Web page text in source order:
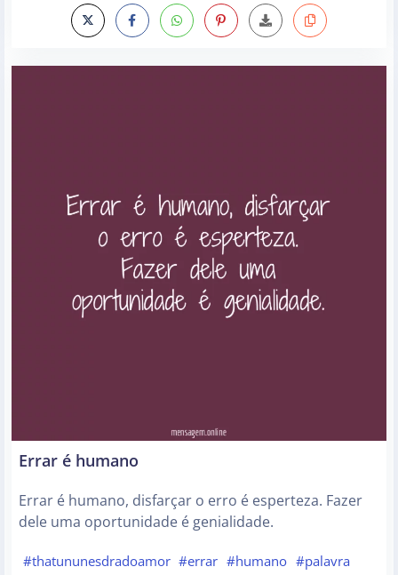
Errar é humano
Errar é humano, disfarçar o erro é esperteza. Fazer
dele uma oportunidade é genialidade.
#thatununesdradoamor #errar #humano #palavra